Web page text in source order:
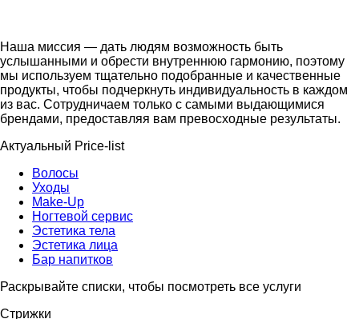
Наша миссия — дать людям возможность быть
услышанными и обрести внутреннюю гармонию, поэтому
мы используем тщательно подобранные и качественные
продукты, чтобы подчеркнуть индивидуальность в каждом
из вас. Сотрудничаем только с самыми выдающимися
брендами, предоставляя вам превосходные результаты.
Актуальный Price-list
Волосы
Уходы
Make-Up
Ногтевой сервис
Эстетика тела
Эстетика лица
Бар напитков
Раскрывайте списки, чтобы посмотреть все услуги
Стрижки